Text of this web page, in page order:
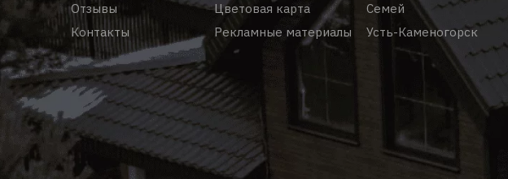
Отзывы
Контакты
Цветовая карта
Рекламные материалы
Семей
Усть-Каменогорск